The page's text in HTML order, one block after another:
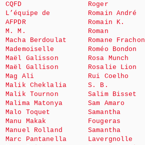
CQFD
L’équipe de
AFPDR
M. M.
Macha Berdoulat
Mademoiselle
Maël Galisson
Maël Gallison
Mag Ali
Malik Cheklalia
Malik Tournon
Malima Matonya
Malo Toquet
Manu Makak
Manuel Rolland
Marc Pantanella
Roger
Romain André
Romain K.
Roman
Romane Frachon
Roméo Bondon
Rosa Munch
Rosalie Lion
Rui Coelho
S. B.
Salim Bisset
Sam Amaro
Samantha
Fougeras
Samantha
Lavergnolle